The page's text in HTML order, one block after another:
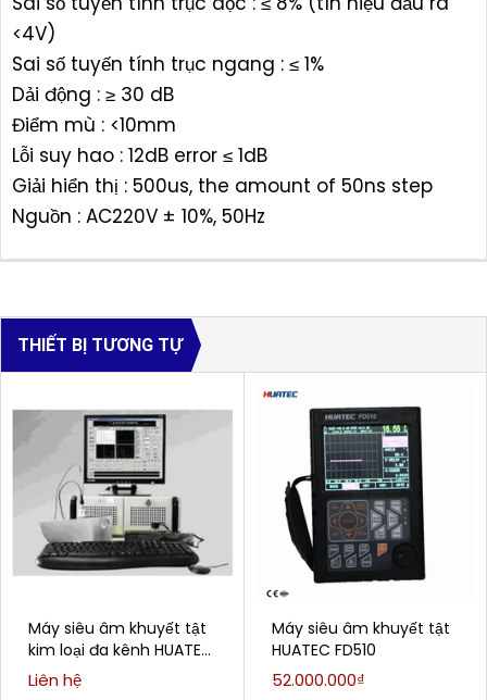
<4V)
Sai số tuyến tính trục ngang : ≤ 1%
Dải động : ≥ 30 dB
Điểm mù : <10mm
Lỗi suy hao : 12dB error ≤ 1dB
Giải hiển thị : 500us, the amount of 50ns step
Nguồn : AC220V ± 10%, 50Hz
THIẾT BỊ TƯƠNG TỰ
Máy siêu âm khuyết tật
kim loại đa kênh HUATEC
HFD-1000 ( 2-16 kênh,
tính ổn định cao )
Liên hệ
Máy siêu âm khuyết tật
HUATEC FD510
52.000.000₫